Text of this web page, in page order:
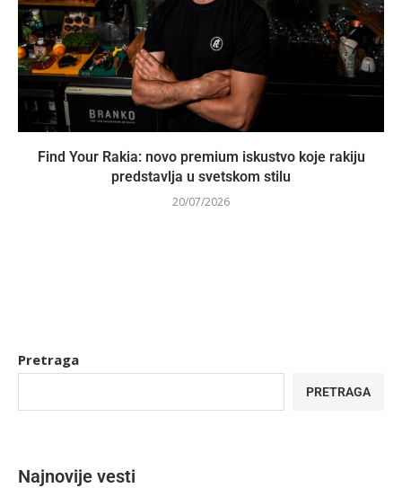
Find Your Rakia: novo premium iskustvo koje rakiju
predstavlja u svetskom stilu
20/07/2026
Pretraga
PRETRAGA
Najnovije vesti